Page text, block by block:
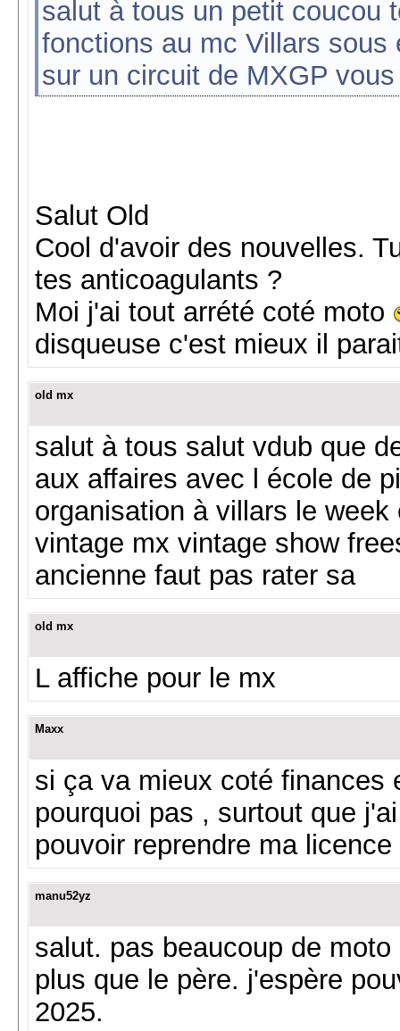
salut à tous un petit coucou
fonctions au mc Villars
sur un circuit de MXGP
Salut Old
Cool d'avoir des nouvelles.
tes anticoagulants ?
Moi j'ai tout arrété coté moto
disqueuse c'est mieux il
old mx
salut à tous salut vdub que
aux affaires avec l école de
organisation à villars le
vintage mx vintage show
ancienne faut pas rater sa
old mx
L affiche pour le mx
Maxx
si ça va mieux coté finances
pourquoi pas , surtout que
pouvoir reprendre ma
manu52yz
salut. pas beaucoup de
plus que le père. j'espère
2025.